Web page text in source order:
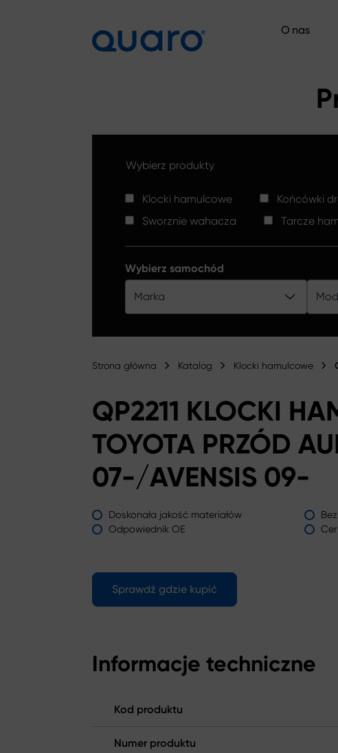
O nas
Wybierz produkty
Klocki hamulcowe Końcówki
Sworznie wahacza
Tarcze
Wybierz samochód
Marka
Strona główna Katalog Klocki hamulcowe
QP2211 KLOCKI
TOYOTA PRZÓD
07-/AVENSIS 09-
Doskonała jakość materiałów
Odpowiednik OE
Sprawdź gdzie kupić
Informacje techniczne
Kod produktu
Numer produktu